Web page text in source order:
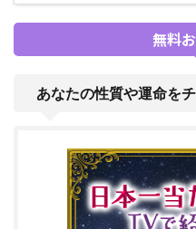
無料
あなたの性質や運命を